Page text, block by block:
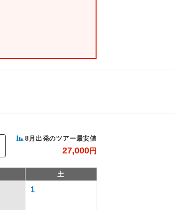
8 月出発のツアー最安値
27,000円
土
1